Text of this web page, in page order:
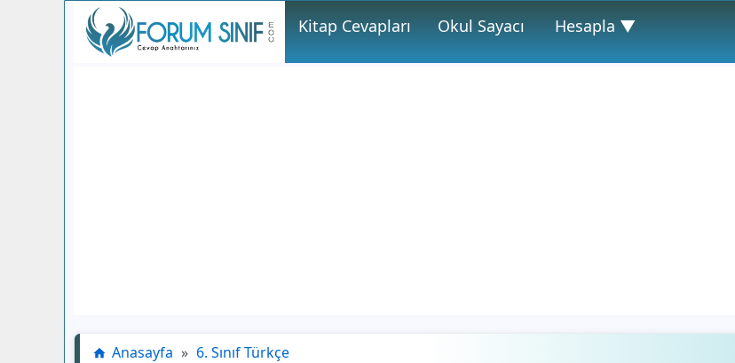
Kitap Cevapları Okul Sayacı Hesapla ▼
Anasayfa » 6. Sınıf Türkçe